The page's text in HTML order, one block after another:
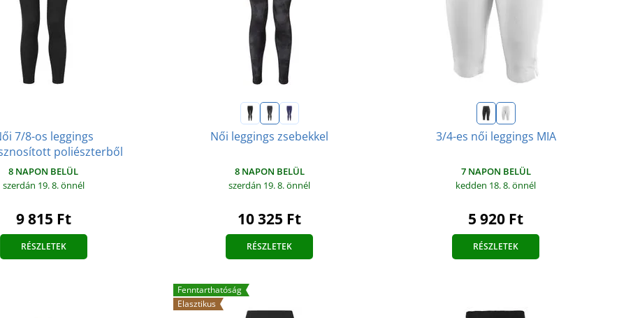
7/8-os leggings
poliészterből
8 NAPON BELÜL
szerdán 19. 8.önnél
9 815 Ft
RÉSZLETEK
Női leggings zsebekkel
8 NAPON BELÜL
szerdán 19. 8.önnél
10 325 Ft
RÉSZLETEK
3/4-es női leggings MIA
7 NAPON BELÜL
kedden 18. 8.önnél
5 920 Ft
RÉSZLETEK
Fenntarthatóság
Elasztikus